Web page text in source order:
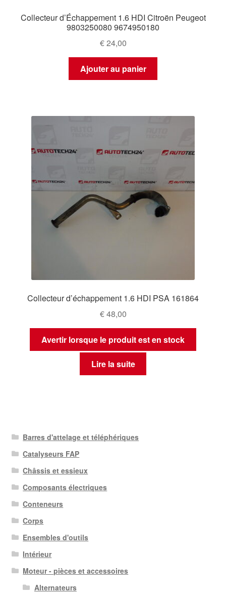
Collecteur d’Échappement 1.6 HDI Citroën Peugeot
9803250080 9674950180
€24,00
Ajouter au panier
Collecteur d’échappement 1.6 HDI PSA 161864
€48,00
Avertir lorsque le produit est en stock
Lire la suite
Barres d'attelage et téléphériques
Catalyseurs FAP
Châssis et essieux
Composants électriques
Conteneurs
Corps
Ensembles d'outils
Intérieur
Moteur - pièces et accessoires
Alternateurs